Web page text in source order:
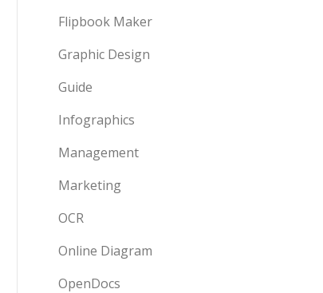
Flipbook Maker
Graphic Design
Guide
Infographics
Management
Marketing
OCR
Online Diagram
OpenDocs